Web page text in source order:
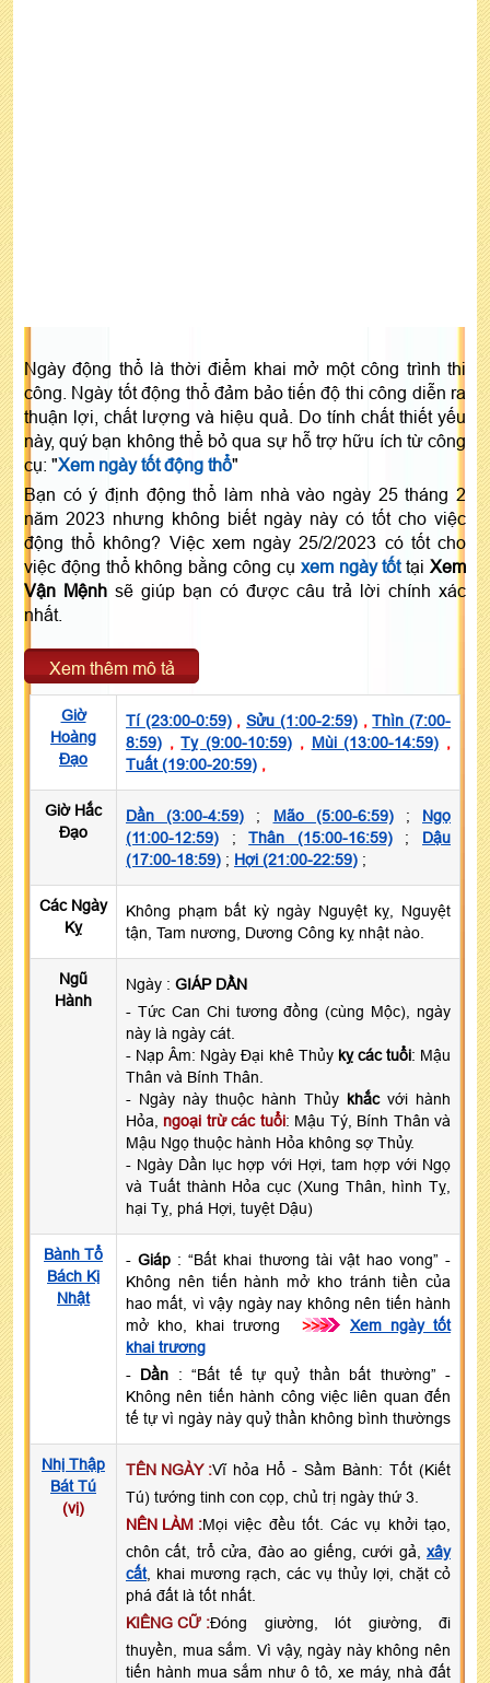
Ngày động thổ là thời điểm khai mở một công trình thi
công. Ngày tốt động thổ đảm bảo tiến độ thi công diễn ra
thuận lợi, chất lượng và hiệu quả. Do tính chất thiết yếu
này, quý bạn không thể bỏ qua sự hỗ trợ hữu ích từ công
cụ: "Xem ngày tốt động thổ"
Bạn có ý định động thổ làm nhà vào ngày 25 tháng 2
năm 2023 nhưng không biết ngày này có tốt cho việc
động thổ không? Việc xem ngày 25/2/2023 có tốt cho
việc động thổ không bằng công cụ xem ngày tốttạiXem
Vận Mệnh sẽ giúp bạn có được câu trả lời chính xác
nhất.
Xem thêm mô tả
Giờ
Hoàng
Đạo
Tí (23:00-0:59),Sửu (1:00-2:59),Thìn (7:00-
8:59) ,Tỵ (9:00-10:59) , Mùi (13:00-14:59) ,
Tuất (19:00-20:59) ,
Giờ Hắc
Đạo
Dần (3:00-4:59) ; Mão (5:00-6:59); Ngọ
(11:00-12:59) ;Thân (15:00-16:59); Dậu
(17:00-18:59) ; Hợi (21:00-22:59) ;
Các Ngày
Kỵ
Không phạm bất kỳ ngày Nguyệt kỵ, Nguyệt
tận, Tam nương, Dương Công kỵ nhật nào.
Ngũ
Hành
Ngày : GIÁP DẦN
- Tức Can Chi tương đồng (cùng Mộc), ngày
này là ngày cát.
- Nạp Âm: Ngày Đại khê Thủy kỵ các tuổi: Mậu
Thân và Bính Thân.
- Ngày này thuộc hành Thủy khắcvới hành
Hỏa, ngoại trừ các tuổi: Mậu Tý, Bính Thân và
Mậu Ngọ thuộc hành Hỏa không sợ Thủy.
- Ngày Dần lục hợp với Hợi, tam hợp với Ngọ
và Tuất thành Hỏa cục (Xung Thân, hình Tỵ,
hại Tỵ, phá Hợi, tuyệt Dậu)
Bành Tổ
Bách Kị
Nhật
-Giáp : “Bất khai thương tài vật hao vong” -
Không nên tiến hành mở kho tránh tiền của
hao mất, vì vậy ngày nay không nên tiến hành
mở kho, khai trương
>>>
Xem ngày tốt
khai trương
- Dần : “Bất tế tự quỷ thần bất thường” -
Không nên tiến hành công việc liên quan đến
tế tự vì ngày này quỷ thần không bình thườngs
Nhị Thập
Bát Tú
(vị)
TÊN NGÀY :Vĩ hỏa Hổ - Sầm Bành: Tốt (Kiết
Tú) tướng tinh con cọp, chủ trị ngày thứ 3.
NÊN LÀM :Mọi việc đều tốt. Các vụ khởi tạo,
chôn cất, trổ cửa, đào ao giếng, cưới gả, xây
cất, khai mương rạch, các vụ thủy lợi, chặt cỏ
phá đất là tốt nhất.
KIÊNG CỮ :Đóng giường, lót giường, đi
thuyền, mua sắm. Vì vậy, ngày này không nên
tiến hành mua sắm như ô tô, xe máy, nhà đất